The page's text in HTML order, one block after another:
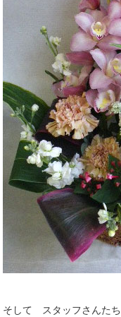
そして スタッフさんたち